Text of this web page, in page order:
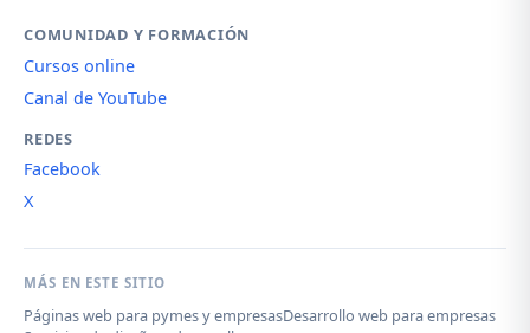
COMUNIDAD Y FORMACIÓN
Cursos online
Canal de YouTube
REDES
Facebook
X
MÁS EN ESTE SITIO
Páginas web para pymes y empresasDesarrollo web para empresas